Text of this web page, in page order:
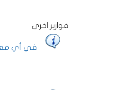
فوازير اخرى
في أي